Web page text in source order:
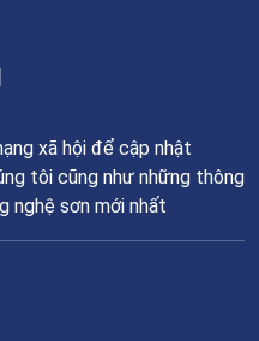
xã hội để cập nhật
tôi cũng như những thông
nghệ sơn mới nhất